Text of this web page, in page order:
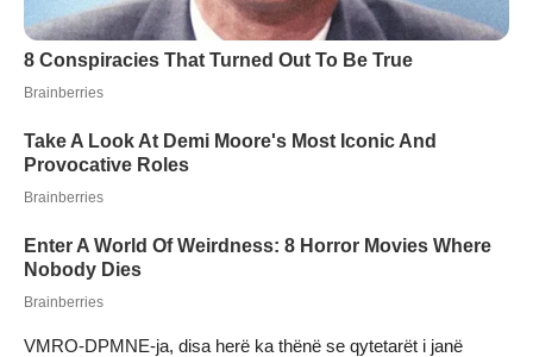
VMRO-DPMNE-ja, disa herë ka thënë se qytetarët i janë